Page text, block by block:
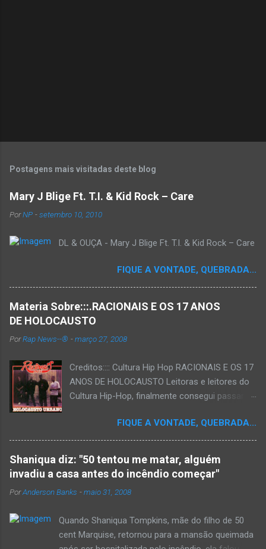
Postagens mais visitadas deste blog
Mary J Blige Ft. T.I. & Kid Rock – Care
PorNP -setembro 10, 2010
DL & OUÇA - Mary J Blige Ft. T.I. & Kid Rock – Care
FIQUE A VONTADE, QUEBRADA...
Materia Sobre:::.RACIONAIS E OS 17 ANOS
DE HOLOCAUSTO
PorRap News--® -março 27, 2008
Creditos:::: Cultura Hip Hop RACIONAIS E OS 17
ANOS DE HOLOCAUSTO Leitoras e leitores do
Cultura Hip-Hop, finalmente consegui passar
que há muito tempo vinha maturando: uma
espécie de "ensaio-tributo" ao disco mais
importante do rap brasileiro, que completará 17
anos agora em 2008. Falo de "Holocausto
Urbano", do grupo paulistano Racionais MC's.
Como de costume, uma pequena digressão. É
que o brasileiro não tem memória. Fala-se
muito por aí que não cultuamos nossos
FIQUE A VONTADE, QUEBRADA...
Shaniqua diz: "50 tentou me matar, alguém
invadiu a casa antes do incêndio começar"
PorAnderson Banks -maio 31, 2008
Quando Shaniqua Tompkins, mãe do filho de 50
cent Marquise, retornou para a mansão queimada